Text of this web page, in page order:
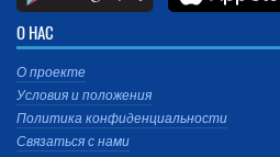
О НАС
О проекте
Условия и положения
Политика конфиденциальности
Связаться с нами